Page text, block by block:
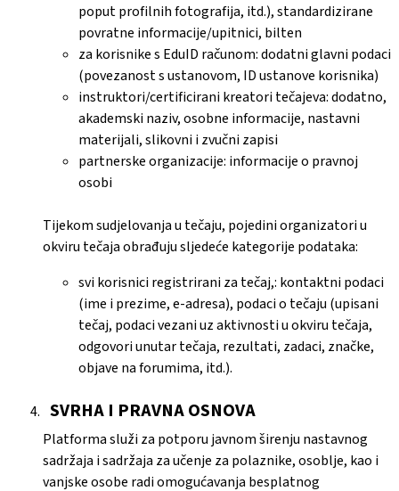
poput profilnih fotografija, itd.), standardizirane
povratne informacije/upitnici, bilten
za korisnike s EduID računom: dodatni glavni podaci
(povezanost s ustanovom, ID ustanove korisnika)
instruktori/certificirani kreatori tečajeva: dodatno,
akademski naziv, osobne informacije, nastavni
materijali, slikovni i zvučni zapisi
partnerske organizacije: informacije o pravnoj
osobi
Tijekom sudjelovanja u tečaju, pojedini organizatori u
okviru tečaja obrađuju sljedeće kategorije podataka:
svi korisnici registrirani za tečaj,: kontaktni podaci
(ime i prezime, e-adresa), podaci o tečaju (upisani
tečaj, podaci vezani uz aktivnosti u okviru tečaja,
odgovori unutar tečaja, rezultati, zadaci, značke,
objave na forumima, itd.).
SVRHA I PRAVNA OSNOVA
Platforma služi za potporu javnom širenju nastavnog
sadržaja i sadržaja za učenje za polaznike, osoblje, kao i
vanjske osobe radi omogućavanja besplatnog